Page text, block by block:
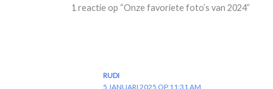
1 reactie op “Onze favoriete foto’s van 2024”
RUDI
5 JANUARI 2025 OP 11:31 AM